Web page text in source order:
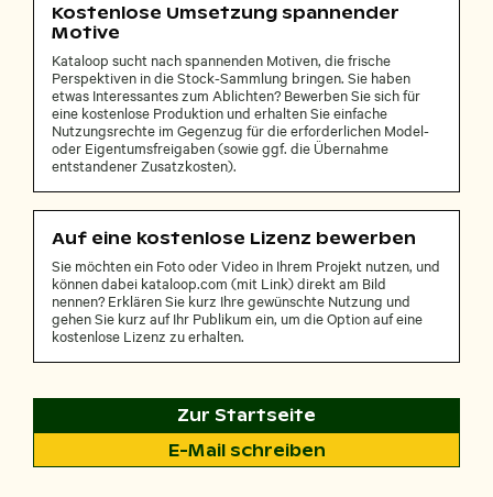
Kostenlose Umsetzung spannender
Motive
Kataloop sucht nach spannenden Motiven, die frische
Perspektiven in die Stock-Sammlung bringen. Sie haben
etwas Interessantes zum Ablichten? Bewerben Sie sich für
eine kostenlose Produktion und erhalten Sie einfache
Nutzungsrechte im Gegenzug für die erforderlichen Model-
oder Eigentumsfreigaben (sowie ggf. die Übernahme
entstandener Zusatzkosten).
Auf eine kostenlose Lizenz bewerben
Sie möchten ein Foto oder Video in Ihrem Projekt nutzen, und
können dabei kataloop.com (mit Link) direkt am Bild
nennen? Erklären Sie kurz Ihre gewünschte Nutzung und
gehen Sie kurz auf Ihr Publikum ein, um die Option auf eine
kostenlose Lizenz zu erhalten.
Zur Startseite
E-Mail schreiben